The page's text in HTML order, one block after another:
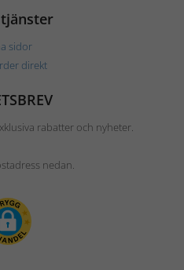
sidor
direkt
rabatter och nyheter.
nedan.